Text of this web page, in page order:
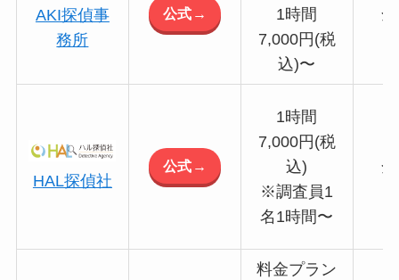
AKI探偵事
務所
公式→
1時間
7,000円(税
込)〜
HAL探偵社
公式→
1時間
7,000円(税
込)
※調査員1
名1時間〜
料金プラン